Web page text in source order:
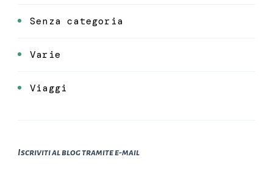
Senza categoria
Varie
Viaggi
Iscriviti al blog tramite e-mail